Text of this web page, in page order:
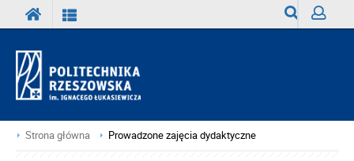
Strona główna Prowadzone zajęcia dydaktyczne